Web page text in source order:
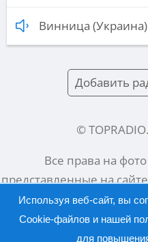
Винница (Украина)
Добавить
©
Все права на
представленные на
их
Используя веб-сайт, вы
Cookie-файлов и нашей
для